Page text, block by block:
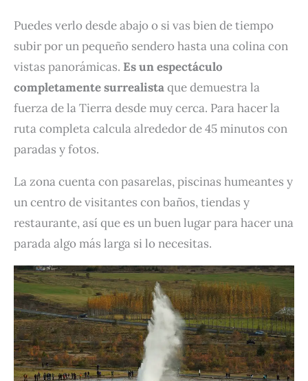
Puedes verlo desde abajo o si vas bien de tiempo
subir por un pequeño sendero hasta una colina con
vistas panorámicas. Es un espectáculo
completamente surrealistaque demuestra la
fuerza de la Tierra desde muy cerca. Para hacer la
ruta completa calcula alrededor de 45 minutos con
paradas y fotos.
La zona cuenta con pasarelas, piscinas humeantes y
un centro de visitantes con baños, tiendas y
restaurante, así que es un buen lugar para hacer una
parada algo más larga si lo necesitas.